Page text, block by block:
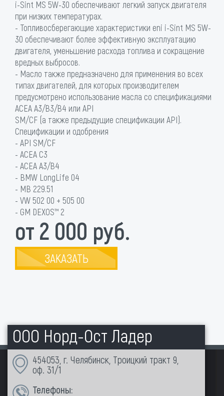
i-Sint MS 5W-30 обеспечивают легкий запуск двигателя
при низких температурах.
- Топливосберегающие характеристики eni i-Sint MS 5W-
30 обеспечивают более эффективную эксплуатацию
двигателя, уменьшение расхода топлива и сокращение
вредных выбросов.
- Масло также предназначено для применения во всех
типах двигателей, для которых производителем
предусмотрено использование масла со спецификациями
ACEA A3/B3/B4 или API
SM/CF (а также предыдущие спецификации API).
Спецификации и одобрения
- API SM/CF
- ACEA C3
- ACEA A3/B4
- BMW LongLife 04
- MB 229.51
- VW 502 00 + 505 00
- GM DEXOS™ 2
от 2 000 руб.
ЗАКАЗАТЬ
ООО Норд-Ост Ладер
454053, г. Челябинск, Троицкий тракт 9,
оф. 31/1
Телефоны: